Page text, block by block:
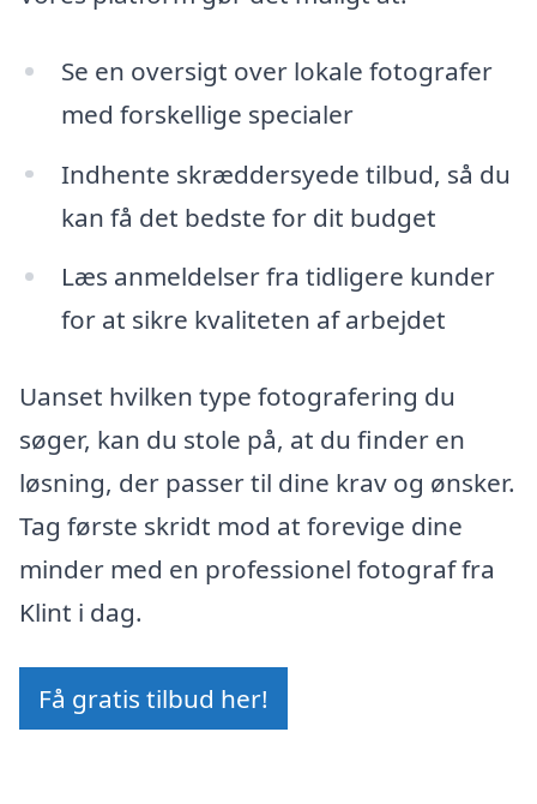
Se en oversigt over lokale fotografer
med forskellige specialer
Indhente skræddersyede tilbud, så du
kan få det bedste for dit budget
Læs anmeldelser fra tidligere kunder
for at sikre kvaliteten af arbejdet
Uanset hvilken type fotografering du
søger, kan du stole på, at du finder en
løsning, der passer til dine krav og ønsker.
Tag første skridt mod at forevige dine
minder med en professionel fotograf fra
Klint i dag.
Få gratis tilbud her!